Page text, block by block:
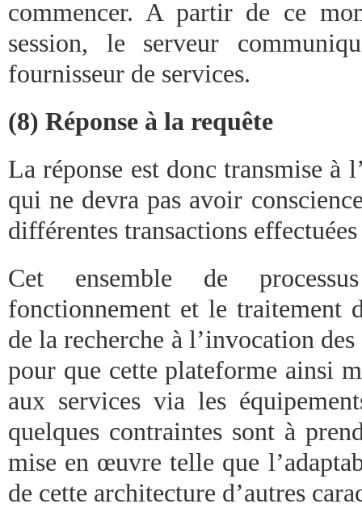
commencer. A partir de ce
session, le serveur
fournisseur de services.
(8) Réponse à la requête
La réponse est donc transmise à
qui ne devra pas avoir
différentes transactions
Cet ensemble de
fonctionnement et le traitement
de la recherche à l’invocation
pour que cette plateforme ainsi
aux services via les
quelques contraintes sont à
mise en œuvre telle que
de cette architecture d’autres